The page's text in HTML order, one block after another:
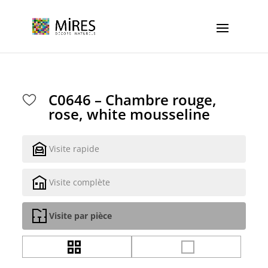
C0646 – Chambre rouge,
rose, white mousseline
Visite rapide
Visite complète
Visite par pièce